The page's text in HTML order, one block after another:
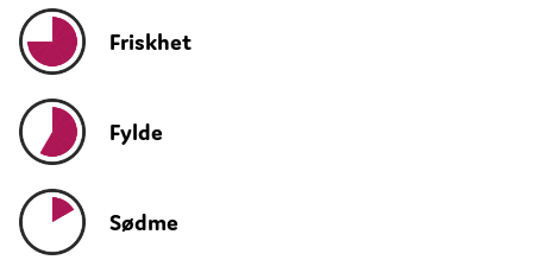
Friskhet
Fylde
Sødme